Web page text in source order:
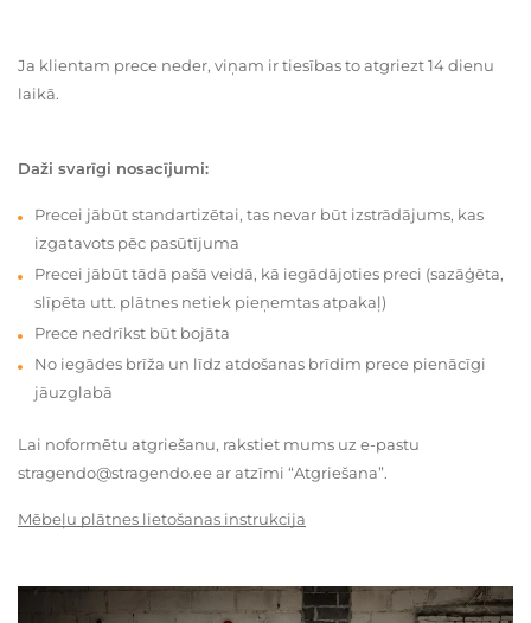
Ja klientam prece neder, viņam ir tiesības to atgriezt 14 dienu
laikā.
Daži svarīgi nosacījumi:
Precei jābūt standartizētai, tas nevar būt izstrādājums, kas
izgatavots pēc pasūtījuma
Precei jābūt tādā pašā veidā, kā iegādājoties preci (sazāģēta,
slīpēta utt. plātnes netiek pieņemtas atpakaļ)
Prece nedrīkst būt bojāta
No iegādes brīža un līdz atdošanas brīdim prece pienācīgi
jāuzglabā
Lai noformētu atgriešanu, rakstiet mums uz e-pastu
stragendo@stragendo.ee ar atzīmi “Atgriešana”.
Mēbeļu plātnes lietošanas instrukcija